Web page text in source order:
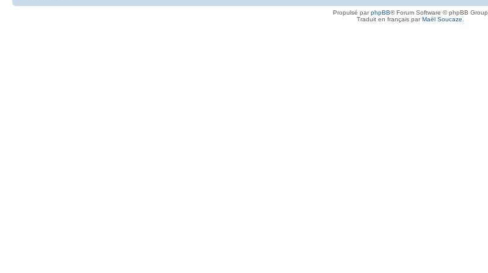
Propulsé parphpBB® Forum Software © phpBB Group
Traduit en français parMaël Soucaze